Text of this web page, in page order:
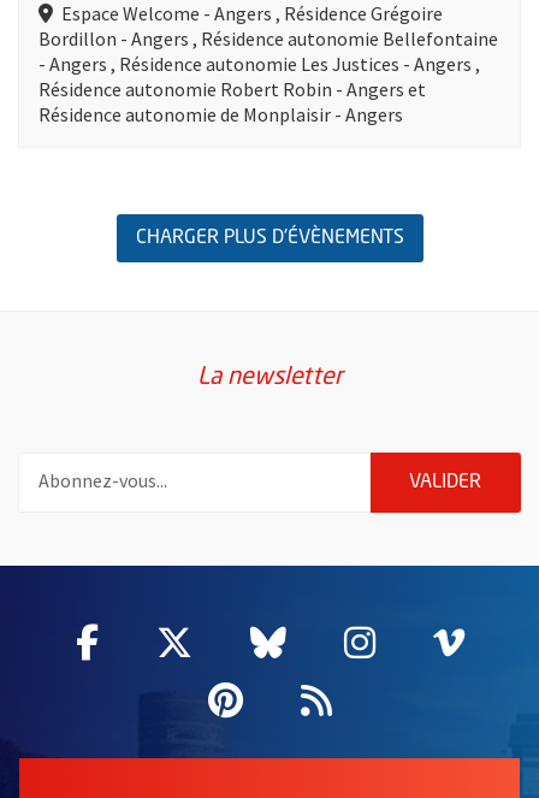
Espace Welcome - Angers , Résidence Grégoire
Bordillon - Angers , Résidence autonomie Bellefontaine
- Angers , Résidence autonomie Les Justices - Angers ,
Résidence autonomie Robert Robin - Angers et
Résidence autonomie de Monplaisir - Angers
CHARGER PLUS D'ÉVÈNEMENTS
La newsletter
VALIDER
Facebook
, Ouvre une nouvelle fenêtre
Twitter
, Ouvre une nouvelle
Bluesky
, Ouvre une
Instagram
, Ouvre
,
Pinterest
, Ouvre une
Flux RSS